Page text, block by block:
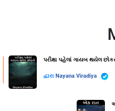
પરીક્ષા પહેલાં ગાયબ થયેલ
દ્વારા Nayana Viradiya